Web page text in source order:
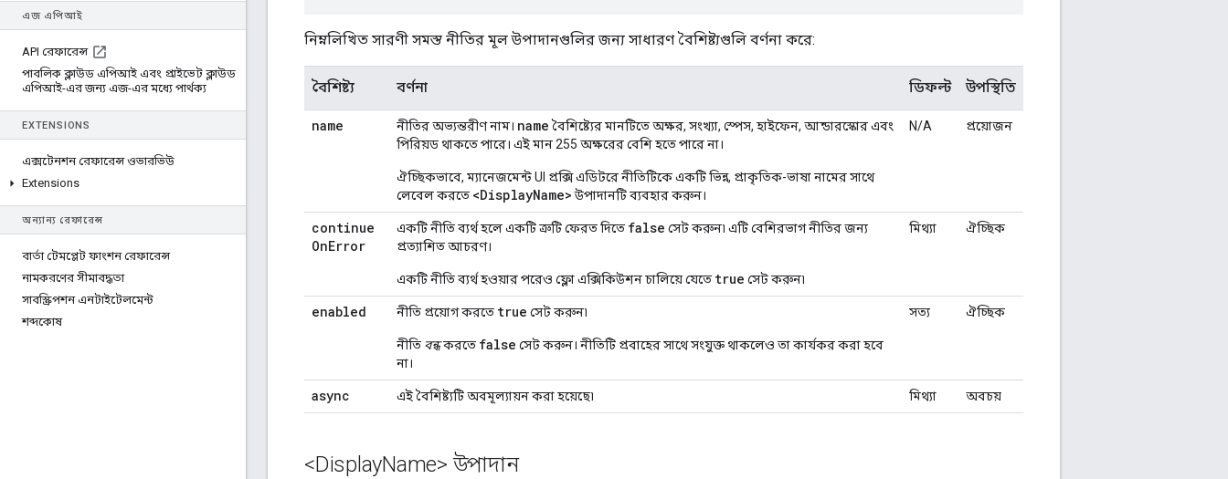
এজ এপিআই
API রেফারেন্স
পাবলিক ক্লাউড এপিআই এবং প্রাইভেট ক্লাউড
এপিআই-এর জন্য এজ-এর মধ্যে পার্থক্য
EXTENSIONS
এক্সটেনশন রেফারেন্স ওভারভিউ
Extensions
অন্যান্য রেফারেন্স
বার্তা টেমপ্লেট ফাংশন রেফারেন্স
নামকরণের সীমাবদ্ধতা
সাবস্ক্রিপশন এনটাইটেলমেন্ট
শব্দকোষ
নিম্নলিখিত সারণী সমস্ত নীতির মূল উপাদানগুলির জন্য সাধারণ বৈশিষ্ট্যগুলি বর্ণনা করে:
বৈশিষ্ট্য বর্ণনা ডিফল্ট উপস্থিতি
name নীতির অভ্যন্তরীণ নাম। name বৈশিষ্ট্যের মানটিতে অক্ষর, সংখ্যা, স্পেস, হাইফেন, আন্ডারস্কোর এবং
পিরিয়ড থাকতে পারে। এই মান 255 অক্ষরের বেশি হতে পারে না।
ঐচ্ছিকভাবে, ম্যানেজমেন্ট UI প্রক্সি এডিটরে নীতিটিকে একটি ভিন্ন, প্রাকৃতিক-ভাষা নামের সাথে
লেবেল করতে <DisplayName>উপাদানটি ব্যবহার করুন।
N/A প্রয়োজন
continue
OnError
একটি নীতি ব্যর্থ হলে একটি ত্রুটি ফেরত দিতে false সেট করুন৷ এটি বেশিরভাগ নীতির জন্য
প্রত্যাশিত আচরণ।
একটি নীতি ব্যর্থ হওয়ার পরেও ফ্লো এক্সিকিউশন চালিয়ে যেতে true সেট করুন৷
মিথ্যা ঐচ্ছিক
enabled নীতি প্রয়োগ করতে true সেট করুন৷
নীতি বন্ধকরতে false সেট করুন। নীতিটি প্রবাহের সাথে সংযুক্ত থাকলেও তা কার্যকর করা হবে
না।
সত্য ঐচ্ছিক
async এই বৈশিষ্ট্যটি অবমূল্যায়ন করা হয়েছে৷ মিথ্যা অবচয়
<DisplayName> উপাদান